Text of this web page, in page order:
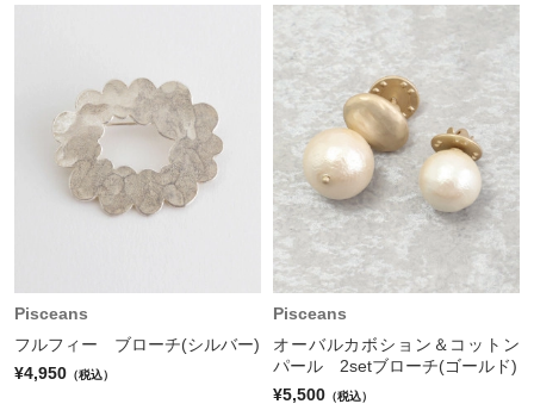
Pisceans
フルフィー ブローチ(シルバー)
¥4,950 （税込）
Pisceans
オーバルカボション＆コットン
パール 2setブローチ(ゴールド)
¥5,500 （税込）